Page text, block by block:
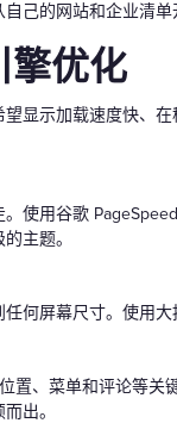
己的网站和企业清
擎优化
显示加载速度快、
使用谷歌
主题。
何屏幕尺寸。使用
置、菜单和评论等
出。